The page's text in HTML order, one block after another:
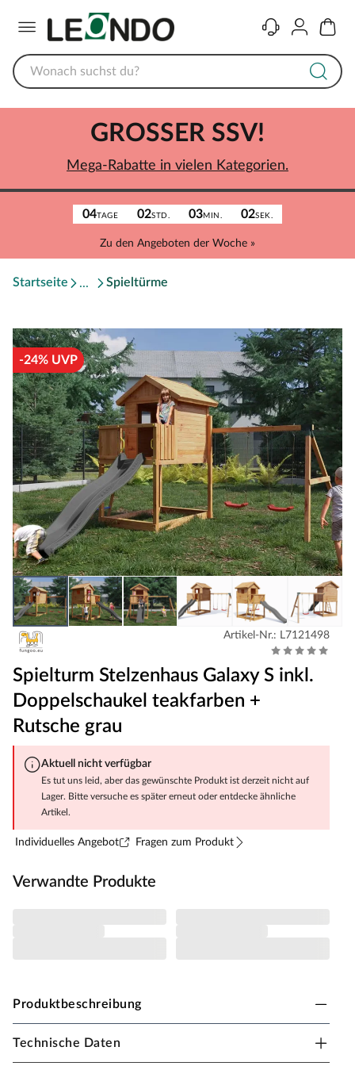
KontaktKonto
04TAGE 02STD. 03MIN. 02SEK.
Zu den Angeboten der Woche »
GROSSER SSV!
Mega-Rabatte in vielen Kategorien.
Startseite Spieltürme
-24% UVP
Artikel-Nr.: L7121498
Spielturm Stelzenhaus Galaxy S inkl.
Doppelschaukel teakfarben +
Rutsche grau
Aktuell nicht verfügbar
Es tut uns leid, aber das gewünschte Produkt ist derzeit nicht auf
Lager. Bitte versuche es später erneut oder entdecke ähnliche
Artikel.
Individuelles Angebot Fragen zum Produkt
Verwandte Produkte
Produktbeschreibung
Fungoo Spielturm Stelzenhaus Galaxy S inkl.
Technische Daten